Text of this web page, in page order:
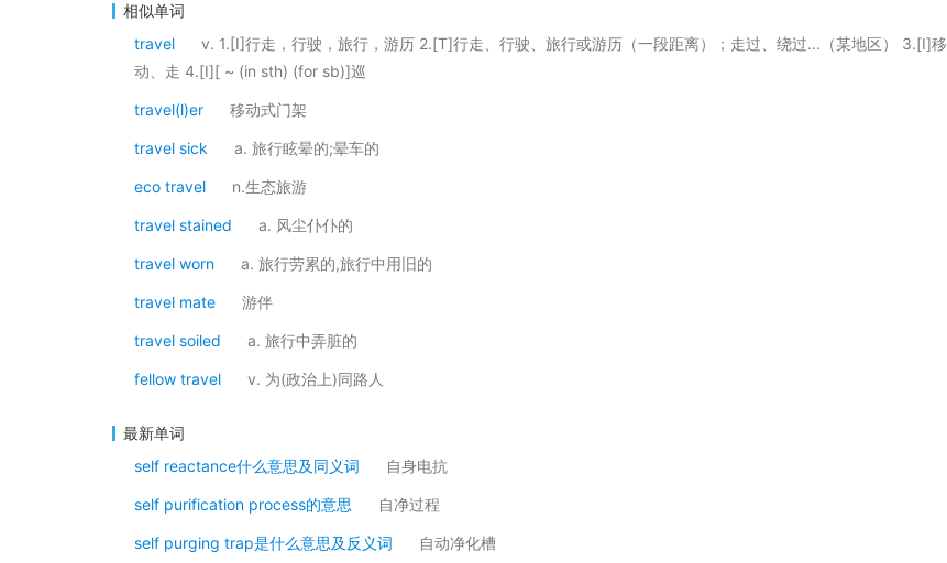
相似单词
travel
v. 1.[I]行走，行驶，旅行，游历 2.[T]行走、行驶、旅行或游历（一段距离）；走过、绕过...（某地区） 3.[I]移
动、走 4.[I][ ~ (in sth) (for sb)]巡
travel(l)er 移动式门架
travel sick a. 旅行眩晕的;晕车的
eco travel n.生态旅游
travel stained a. 风尘仆仆的
travel worn a. 旅行劳累的,旅行中用旧的
travel mate 游伴
travel soiled a. 旅行中弄脏的
fellow travel v. 为(政治上)同路人
最新单词
self reactance什么意思及同义词
自身电抗
self purification process的意思 自净过程
self purging trap是什么意思及反义词 自动净化槽